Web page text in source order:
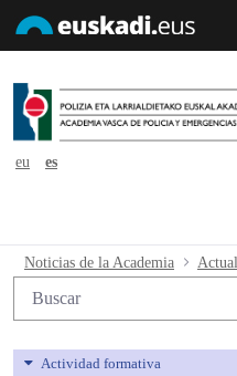
eu
es
Actualización
Noticias de la Academia
Búsqueda web
Actividad formativa